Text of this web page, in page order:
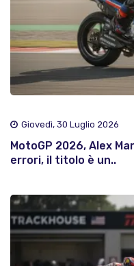
Giovedì, 30 Luglio 2026
MotoGP 2026, Alex
errori, il titolo è un..